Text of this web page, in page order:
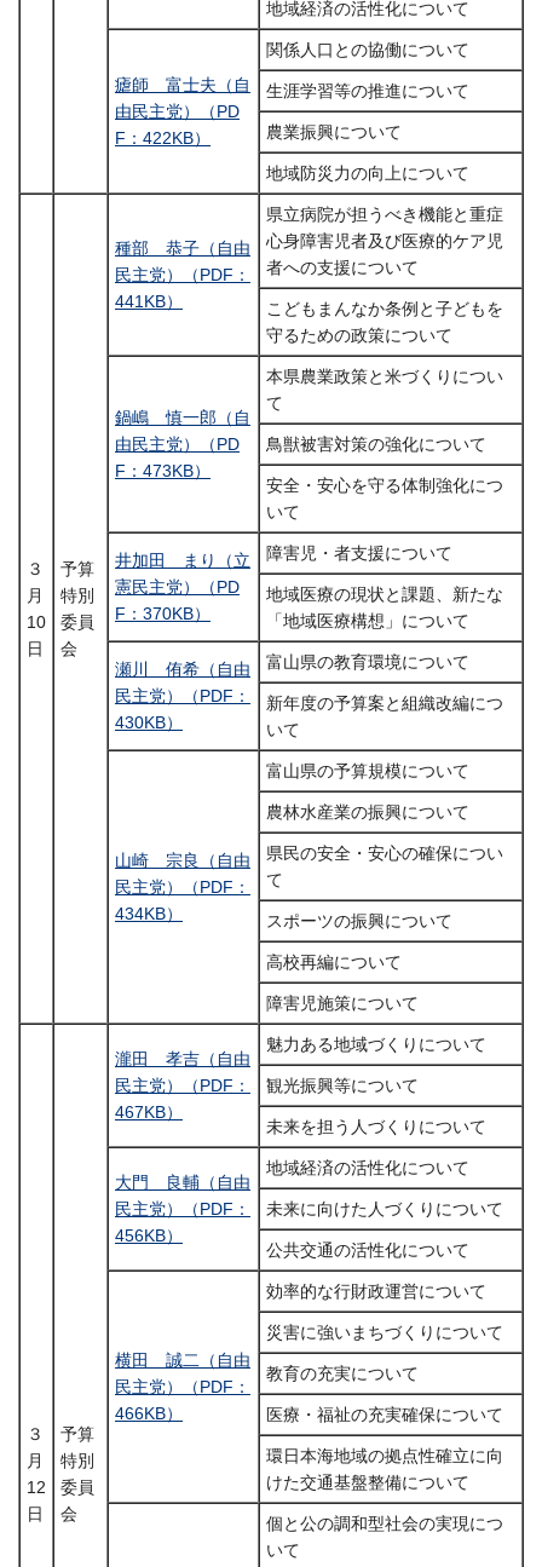
地域経済の活性化について
瘧師 富士夫（自
由民主党）（PD
F：422KB）
関係人口との協働について
生涯学習等の推進について
農業振興について
地域防災力の向上について
３
月
10
日
予算
特別
委員
会
種部 恭子（自由
民主党）（PDF：
441KB）
県立病院が担うべき機能と重症
心身障害児者及び医療的ケア児
者への支援について
こどもまんなか条例と子どもを
守るための政策について
鍋嶋 慎一郎（自
由民主党）（PD
F：473KB）
本県農業政策と米づくりについ
て
鳥獣被害対策の強化について
安全・安心を守る体制強化につ
いて
井加田 まり（立
憲民主党）（PD
F：370KB）
障害児・者支援について
地域医療の現状と課題、新たな
「地域医療構想」について
瀬川 侑希（自由
民主党）（PDF：
430KB）
富山県の教育環境について
新年度の予算案と組織改編につ
いて
山崎 宗良（自由
民主党）（PDF：
434KB）
富山県の予算規模について
農林水産業の振興について
県民の安全・安心の確保につい
て
スポーツの振興について
高校再編について
障害児施策について
３
月
12
日
予算
特別
委員
会
瀧田 孝吉（自由
民主党）（PDF：
467KB）
魅力ある地域づくりについて
観光振興等について
未来を担う人づくりについて
大門 良輔（自由
民主党）（PDF：
456KB）
地域経済の活性化について
未来に向けた人づくりについて
公共交通の活性化について
横田 誠二（自由
民主党）（PDF：
466KB）
効率的な行財政運営について
災害に強いまちづくりについて
教育の充実について
医療・福祉の充実確保について
環日本海地域の拠点性確立に向
けた交通基盤整備について
個と公の調和型社会の実現につ
いて